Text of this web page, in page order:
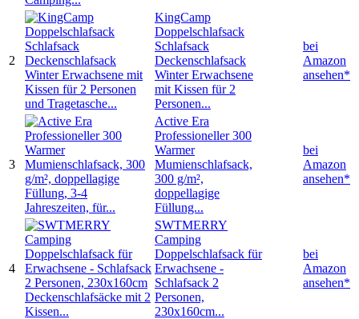
2
KingCamp
Doppelschlafsack
Schlafsack
Deckenschlafsack
Winter Erwachsene
mit Kissen für 2
Personen...
bei
Amazon
ansehen*
3
Active Era
Professioneller 300
Warmer
Mumienschlafsack,
300 g/m²,
doppellagige
Füllung...
bei
Amazon
ansehen*
4
SWTMERRY
Camping
Doppelschlafsack für
Erwachsene -
Schlafsack 2
Personen,
230x160cm...
bei
Amazon
ansehen*